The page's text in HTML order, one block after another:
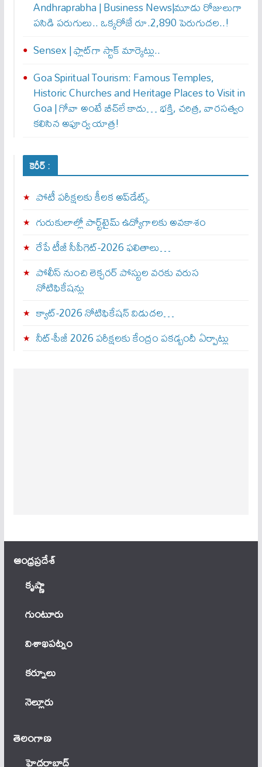
Andhraprabha | Business News|మూడు రోజులుగా
పసిడి పరుగులు.. ఒక్కరోజే రూ.2,890 పెరుగుద‌ల‌..!
Sensex | ఫ్లాట్‌గా స్టాక్ మార్కెట్లు..
Goa Spiritual Tourism: Famous Temples,
Historic Churches and Heritage Places to Visit in
Goa | గోవా అంటే బీచ్‌లే కాదు… భక్తి, చరిత్ర, వారసత్వం
కలిసిన అపూర్వ యాత్ర!
కెరీర్ :
పోటీ పరీక్షలకు కీలక అప్‌డేట్స్.
గురుకులాల్లో పార్ట్‌టైమ్ ఉద్యోగాలకు అవకాశం
రేపే టీజీ సీపీగెట్‌-2026 ఫలితాలు…
పోలీస్ నుంచి లెక్చరర్ పోస్టుల వరకు వరుస
నోటిఫికేషన్లు
క్యాట్-2026 నోటిఫికేషన్ విడుదల…
నీట్-పీజీ 2026 పరీక్షలకు కేంద్రం పకడ్బందీ ఏర్పాట్లు
ఆంధ్ర‌ప్ర‌దేశ్
కృష్ణా
గుంటూరు
విశాఖపట్నం
కర్నూలు
నెల్లూరు
తెలంగాణ‌
హైదరాబాద్